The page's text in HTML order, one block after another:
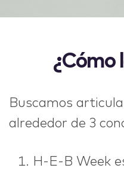
¿Cómo
Buscamos
alrededor de 3
H-E-B Week